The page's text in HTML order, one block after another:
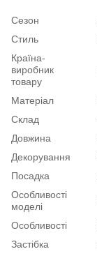
Сезон
Стиль
Країна-
виробник
товару
Матеріал
Склад
Довжина
Декорування
Посадка
Особливості
моделі
Особливості
Застібка